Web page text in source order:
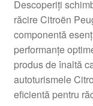
Despre noi
Finalizare
Livrare
Descoperiți
răcire Citroën
componentă
performanțe
produs de înaltă
autoturismele
eficientă pentru